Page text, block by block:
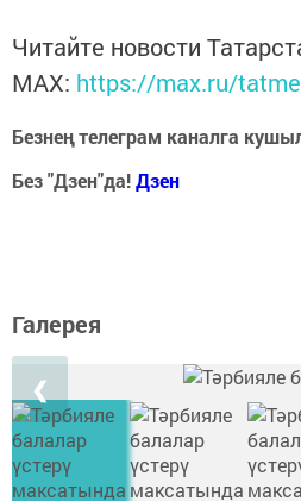
Читайте новости
MАХ: https://max.ru/
Безнең телеграм каналга
Без "Дзен"да!Дзен
Галерея
❮